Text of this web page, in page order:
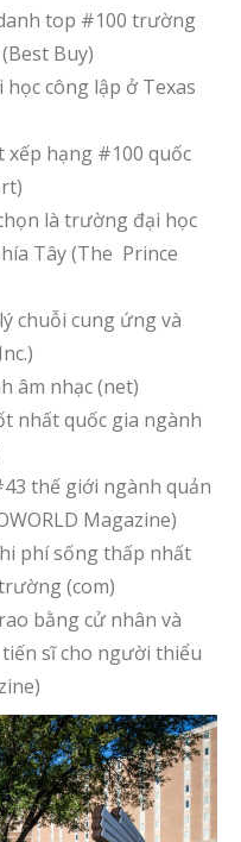
top #100 trường
Buy)
công lập ở Texas
hạng #100 quốc
là trường đại học
Tây (The Prince
chuỗi cung ứng và
âm nhạc (net)
nhất quốc gia ngành
thế giới ngành quản
Magazine)
phí sống thấp nhất
(com)
bằng cử nhân và
sĩ cho người thiểu